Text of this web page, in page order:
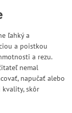
ľahký a
a poistkou
a rezu.
nemal
napučať alebo
kvality, skôr